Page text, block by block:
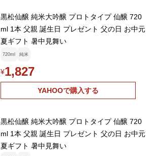
黒松仙醸 純米大吟醸 プロトタイプ 仙醸 720
ml 1本 父親 誕生日 プレゼント 父の日 お中元
夏ギフト 暑中見舞い
720ml 純米
¥1,827
YAHOOで購入する
黒松仙醸 純米大吟醸 プロトタイプ 仙醸 720
ml 1本 父親 誕生日 プレゼント 父の日 お中元
夏ギフト 暑中見舞い